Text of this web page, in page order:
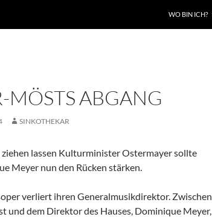
WO BIN ICH?
MÖSTS ABGANG
SINKOTHEKAR
ziehen lassen Kulturminister Ostermayer sollte
Meyer nun den Rücken stärken.
verliert ihren Generalmusikdirektor. Zwischen
und dem Direktor des Hauses, Dominique Meyer,